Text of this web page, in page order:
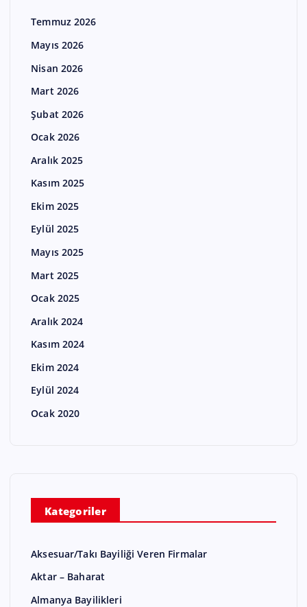
Temmuz 2026
Mayıs 2026
Nisan 2026
Mart 2026
Şubat 2026
Ocak 2026
Aralık 2025
Kasım 2025
Ekim 2025
Eylül 2025
Mayıs 2025
Mart 2025
Ocak 2025
Aralık 2024
Kasım 2024
Ekim 2024
Eylül 2024
Ocak 2020
Kategoriler
Aksesuar/Takı Bayiliği Veren Firmalar
Aktar – Baharat
Almanya Bayilikleri